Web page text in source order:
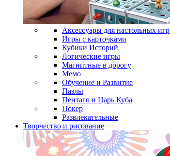
Аксессуары для настольных игр
Игры с карточками
Кубики Историй
Логические игры
Магнитные в дорогу
Мемо
Обучение и Развитие
Пазлы
Пентаго и Царь Куба
Покер
Развлекательные
Творчество и рисование